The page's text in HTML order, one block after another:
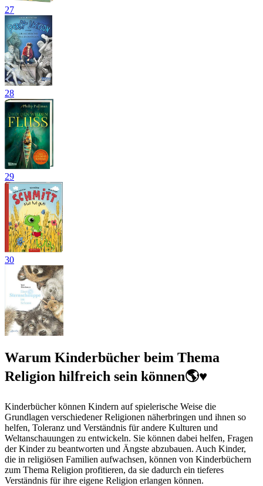
27
28
29
30
Warum Kinderbücher beim Thema
Religion hilfreich sein können🌎♥
Kinderbücher können Kindern auf spielerische Weise die
Grundlagen verschiedener Religionen näherbringen und ihnen so
helfen, Toleranz und Verständnis für andere Kulturen und
Weltanschauungen zu entwickeln. Sie können dabei helfen, Fragen
der Kinder zu beantworten und Ängste abzubauen. Auch Kinder,
die in religiösen Familien aufwachsen, können von Kinderbüchern
zum Thema Religion profitieren, da sie dadurch ein tieferes
Verständnis für ihre eigene Religion erlangen können.